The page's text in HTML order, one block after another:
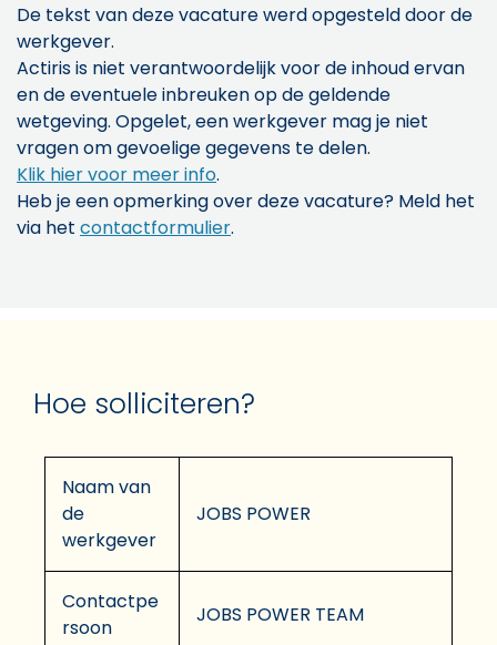
De tekst van deze vacature werd opgesteld door de
werkgever.
Actiris is niet verantwoordelijk voor de inhoud ervan
en de eventuele inbreuken op de geldende
wetgeving. Opgelet, een werkgever mag je niet
vragen om gevoelige gegevens te delen.
Klik hier voor meer info.
Heb je een opmerking over deze vacature? Meld het
via het contactformulier.
Hoe solliciteren?
Naam van
de
werkgever
JOBS POWER
Contactpe
rsoon
JOBS POWER TEAM